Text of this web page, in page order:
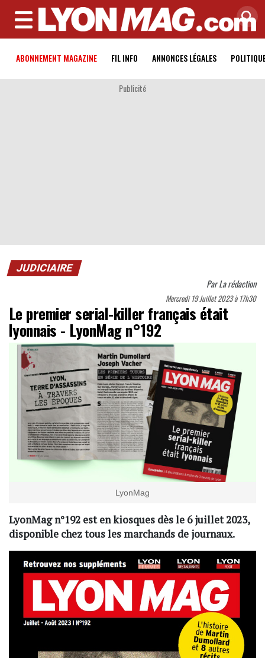
MENU
ABONNEMENT MAGAZINE FIL INFO ANNONCES LÉGALES
Publicité
JUDICIAIRE
ParLa rédaction
Mercredi 19 Juillet 2023 à 17h30
Le premier serial-killer français était
lyonnais - LyonMag n°192
LyonMag
LyonMag n°192 est en kiosques dès le 6 juillet 2023,
disponible chez tous les marchands de journaux.